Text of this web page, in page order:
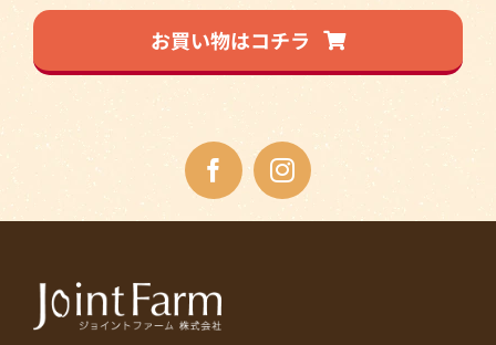
お買い物はコチラ